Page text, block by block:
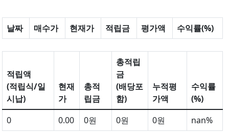
날짜 매수가 현재가 적립금 평가액 수익률(%)
적립액
(적립식/일
시납)
현재
가
총적
립금
총적립
금
(배당포
함)
누적평
가액
수익률
(%)
0
0.00 0원 0원 0원 nan%